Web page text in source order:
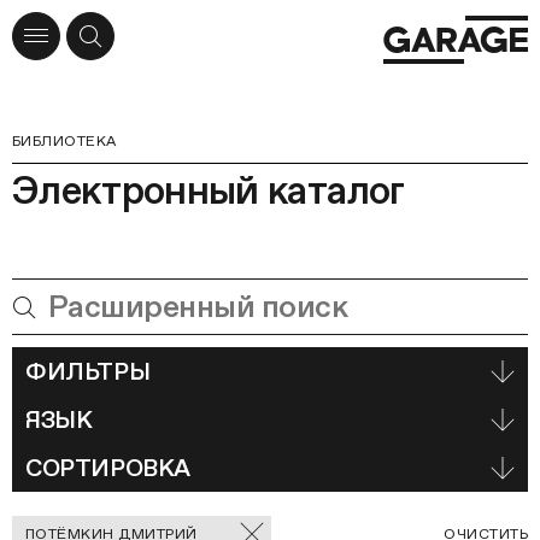
БИБЛИОТЕКА
Электронный каталог
ФИЛЬТРЫ
ЯЗЫК
СОРТИРОВКА
Отмеченные
ПОТЁМКИН ДМИТРИЙ ОЧИСТИТЬ